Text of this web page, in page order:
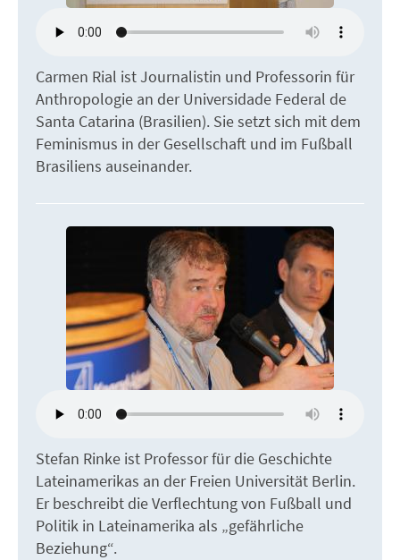
Carmen Rial ist Journalistin und Professorin für
Anthropologie an der Universidade Federal de
Santa Catarina (Brasilien). Sie setzt sich mit dem
Feminismus in der Gesellschaft und im Fußball
Brasiliens auseinander.
Stefan Rinke ist Professor für die Geschichte
Lateinamerikas an der Freien Universität Berlin.
Er beschreibt die Verflechtung von Fußball und
Politik in Lateinamerika als „gefährliche
Beziehung“.